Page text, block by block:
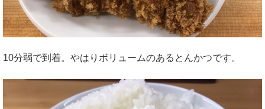
10分弱で到着。やはりボリュームのあるとんかつです。